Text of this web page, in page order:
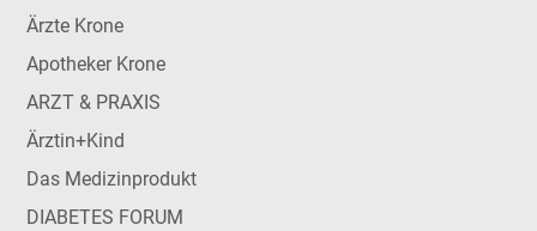
Ärzte Krone
Apotheker Krone
ARZT & PRAXIS
Ärztin+Kind
Das Medizinprodukt
DIABETES FORUM